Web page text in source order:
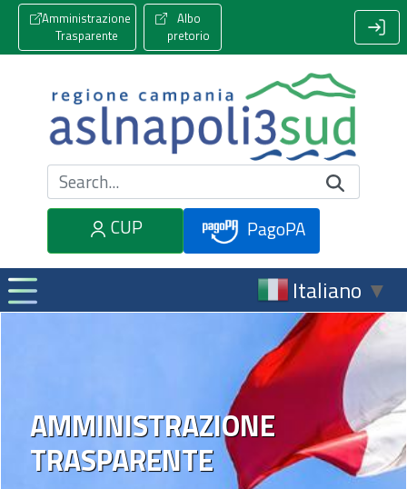
Amministrazione
Trasparente
Albo
pretorio
Cerca nel sito
CUP
PagoPA
Italiano ▼
AMMINISTRAZIONE
TRASPARENTE